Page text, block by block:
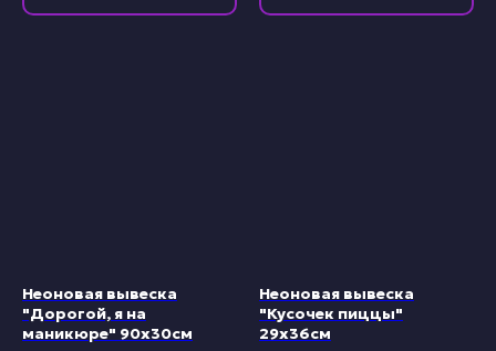
Неоновая вывеска
"Дорогой, я на
маникюре" 90х30см
Неоновая вывеска
"Кусочек пиццы"
29х36см